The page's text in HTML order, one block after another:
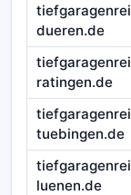
dueren.de
ratingen.de
tuebingen.de
luenen.de